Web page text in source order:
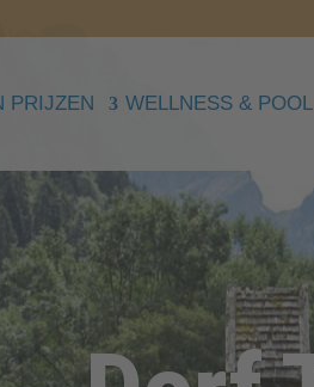
PRIJZEN WELLNESS & POOL